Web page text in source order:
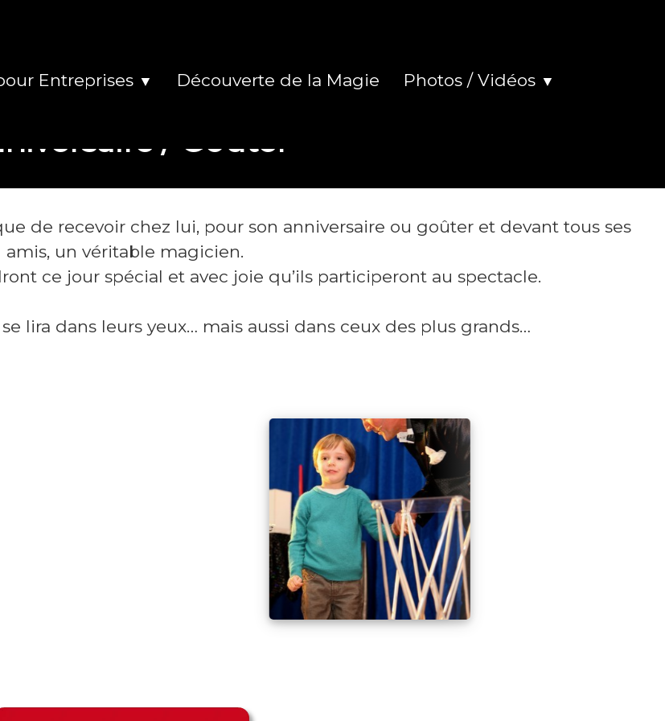
Entreprises ▼ Découverte de la Magie Photos / Vidéos ▼
/ Goûter
de recevoir chez lui, pour son anniversaire ou goûter et devant tous ses
amis, un véritable magicien.
ce jour spécial et avec joie qu’ils participeront au spectacle.
lira dans leurs yeux… mais aussi dans ceux des plus grands…